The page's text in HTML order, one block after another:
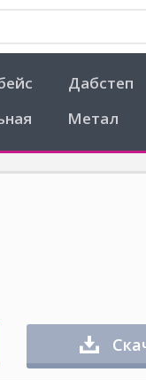
Дабстеп
Метал